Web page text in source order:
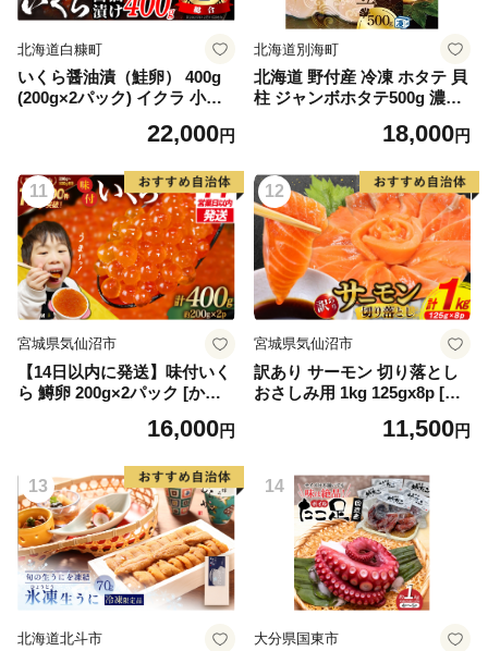
北海道白糠町
いくら醤油漬（鮭卵） 400g
(200g×2パック) イクラ 小分
くら醤油漬け 鮭 鮭卵 ikura
ら北海道 醤油鮭いくら 人気
大好評品 北海道 白糠町
22,000円
北海道別海町
北海道 野付産 冷凍 ホタテ 貝
柱 ジャンボホタテ500g 濃厚
テ 帆立 貝柱 ホタテ貝柱 大玉
と納税）
18,000円
11
宮城県気仙沼市
【14日以内に発送】味付いく
ら 鱒卵 200g×2パック [かわ
4994] いくら 海鮮 魚介類 イ
16,000円
12
宮城県気仙沼市
訳あり サーモン 切り落とし
おさしみ用 1kg 125gx8p [足
4313] 魚 魚介類 鮭 お刺し身
チリ銀鮭 銀鮭 海鮮 海鮮丼 魚
介
11,500円
13
北海道北斗市
14
大分県国東市